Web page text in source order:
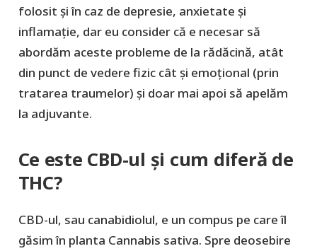
folosit și în caz de depresie, anxietate și
inflamație, dar eu consider că e necesar să
abordăm aceste probleme de la rădăcină, atât
din punct de vedere fizic cât și emoțional (prin
tratarea traumelor) și doar mai apoi să apelăm
la adjuvante.
Ce este CBD-ul și cum diferă de
THC?
CBD-ul, sau canabidiolul, e un compus pe care îl
găsim în planta Cannabis sativa. Spre deosebire